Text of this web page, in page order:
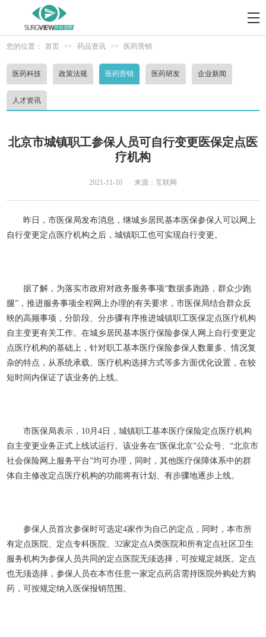
您的位置： 首页 >> 药品资讯 >> 医药营销
医药科技 政策法规 医药营销 医药研发 企业新闻
人才资讯
北京市城镇职工参保人员可自行变更医保定点医
疗机构
2021-11-10 来源：互联网
昨日，市医保局发布消息，继城乡居民基本医保参保人可以网上
自行变更定点医疗机构之后，城镇职工也可实现自行变更。
据了解，为落实市政府对政务服务事项“数据多跑路，群众少跑
腿”，推进服务事项全程网上办理的有关要求，市医保局结合群众反
映的高频事项，分阶段、分步骤有序推进城镇职工医保定点医疗机构
自主变更有关工作。在城乡居民基本医疗保险参保人网上自行变更定
点医疗机构的基础上，针对职工基本医疗保险参保人数量多、情况复
杂的特点，从系统承载、医疗机构选择方式等多方面优化设置，在较
短时间内保证了该业务的上线。
市医保局表示，10月4日，城镇职工基本医疗保险定点医疗机构
自主变更业务正式上线试运行。该业务在“医保北京”公众号、“北京市
社会保险网上服务平台”均可办理，同时，其他医疗保障体系中的群
体自主修改定点医疗机构的功能将有计划、有步骤地逐步上线。
参保人员首次参保时可选定4家作为自己的定点 ，同时，本市所
有定点 医院、定点专科医院、32家定点A类医院和所有定点社区卫生
服务机构为参保人员共同的定点医院无须选择，可按规定就医。定点
也无须选择，参保人员在本市任意一家定点药店需持医院外购处方购
药，可按规定纳入医保报销范围。